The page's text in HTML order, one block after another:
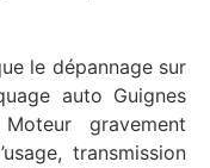
le dépannage sur
auto Guignes
gravement
transmission